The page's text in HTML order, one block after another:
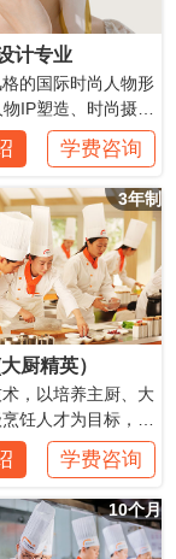
计专业
的国际时尚人物形
IP塑造、时尚摄影
台化妆造型等
学费咨询
厨精英）
3年制
，以培养主厨、大
饪人才为目标，要
业管理与营养平衡
专于传统菜肴与市
。
学费咨询
10个月